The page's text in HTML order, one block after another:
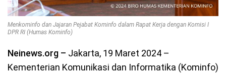
Menkominfo dan Jajaran Pejabat Kominfo dalam Rapat Kerja dengan Komisi I
DPR RI (Humas Kominfo)
Neinews.org – Jakarta, 19 Maret 2024 –
Kementerian Komunikasi dan Informatika (Kominfo)